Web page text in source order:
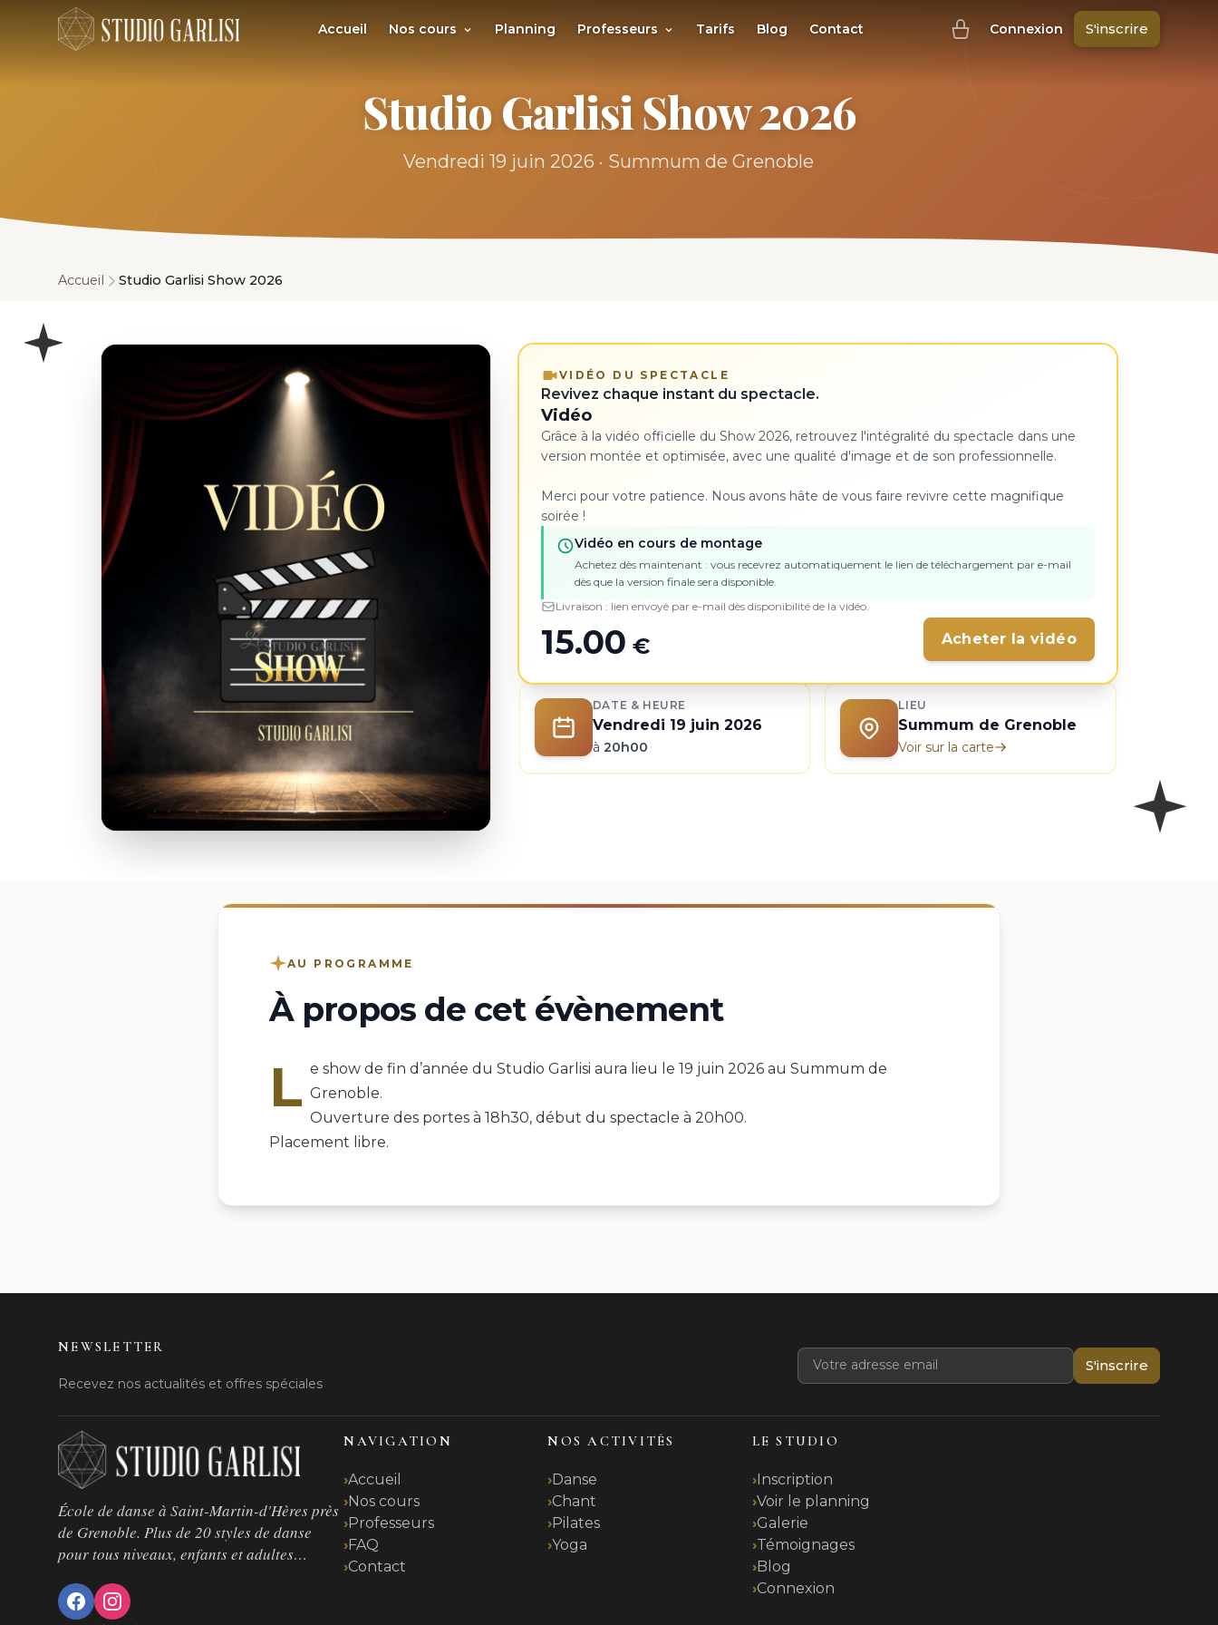
Accueil Nos cours Planning Professeurs Tarifs Blog Contact Connexion S'inscrire
Studio Garlisi Show 2026
Vendredi 19 juin 2026 · Summum de Grenoble
Accueil Studio Garlisi Show 2026
VIDÉO DU SPECTACLE
Revivez chaque instant du spectacle.
Vidéo
Grâce à la vidéo officielle du Show 2026, retrouvez l'intégralité du spectacle dans une
version montée et optimisée, avec une qualité d'image et de son professionnelle.
Merci pour votre patience. Nous avons hâte de vous faire revivre cette magnifique
soirée !
Vidéo en cours de montage
Achetez dès maintenant : vous recevrez automatiquement le lien de téléchargement par e-mail
dès que la version finale sera disponible.
Livraison : lien envoyé par e-mail dès disponibilité de la vidéo.
15.00 € Acheter la vidéo
DATE & HEURE
Vendredi 19 juin 2026
à 20h00
LIEU
Summum de Grenoble
Voir sur la carte
AU PROGRAMME
À propos de cet évènement
L e show de fin d’année du Studio Garlisi aura lieu le 19 juin 2026 au Summum de
Grenoble.
Ouverture des portes à 18h30, début du spectacle à 20h00.
Placement libre.
NEWSLETTER
Recevez nos actualités et offres spéciales
S'inscrire
École de danse à Saint-Martin-d'Hères près
de Grenoble. Plus de 20 styles de danse
pour tous niveaux, enfants et adultes…
NAVIGATION
Accueil
Nos cours
Professeurs
FAQ
Contact
NOS ACTIVITÉS
Danse
Chant
Pilates
Yoga
LE STUDIO
Inscription
Voir le planning
Galerie
Témoignages
Blog
Connexion